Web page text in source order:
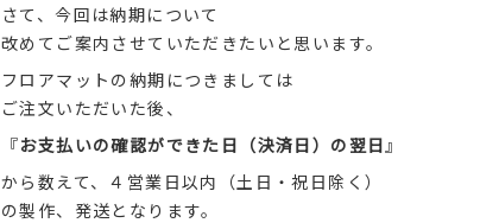
さて、今回は納期について
改めてご案内させていただきたいと思います。
フロアマットの納期につきましては
ご注文いただいた後、
『お支払いの確認ができた日（決済日）の翌日 』
から数えて、４営業日以内（土日・祝日除く）
の製作、発送となります。